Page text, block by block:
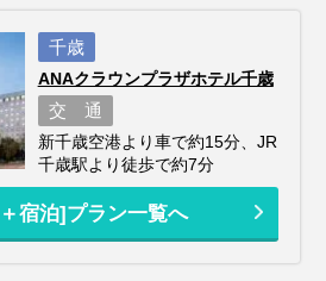
千歳
ANAクラウンプラザホテル千歳
交 通
新千歳空港より車で約15分、JR
千歳駅より徒歩で約7分
宿泊]プラン一覧へ